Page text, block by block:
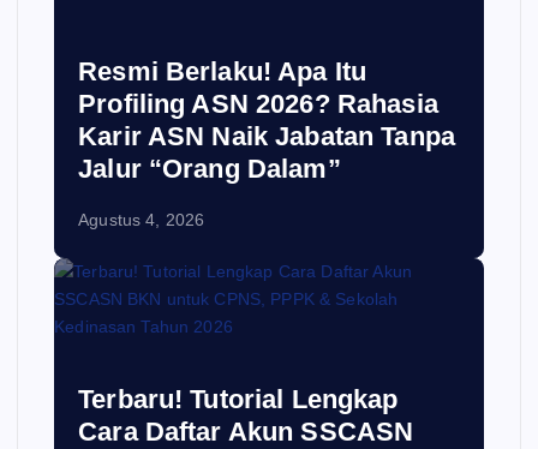
Resmi Berlaku! Apa Itu
Profiling ASN 2026? Rahasia
Karir ASN Naik Jabatan Tanpa
Jalur “Orang Dalam”
Agustus 4, 2026
Terbaru! Tutorial Lengkap
Cara Daftar Akun SSCASN